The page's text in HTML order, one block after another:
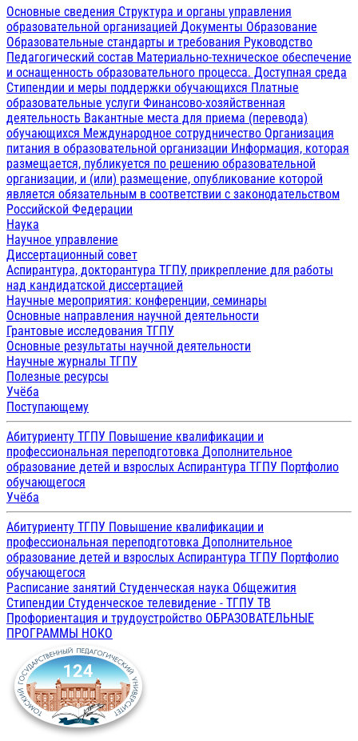
Основные сведения Структура и органы управления
образовательной организацией Документы Образование
Образовательные стандарты и требования Руководство
Педагогический состав Материально-техническое обеспечение
и оснащенность образовательного процесса. Доступная среда
Стипендии и меры поддержки обучающихся Платные
образовательные услуги Финансово-хозяйственная
деятельность Вакантные места для приема (перевода)
обучающихся Международное сотрудничество Организация
питания в образовательной организации Информация, которая
размещается, публикуется по решению образовательной
организации, и (или) размещение, опубликование которой
является обязательным в соответствии с законодательством
Российской Федерации
Наука
Научное управление
Диссертационный совет
Аспирантура, докторантура ТГПУ, прикрепление для работы
над кандидатской диссертацией
Научные мероприятия: конференции, семинары
Основные направления научной деятельности
Грантовые исследования ТГПУ
Основные результаты научной деятельности
Научные журналы ТГПУ
Полезные ресурсы
Учёба
Поступающему
Абитуриенту ТГПУ Повышение квалификации и
профессиональная переподготовка Дополнительное
образование детей и взрослых Аспирантура ТГПУ Портфолио
обучающегося
Учёба
Абитуриенту ТГПУ Повышение квалификации и
профессиональная переподготовка Дополнительное
образование детей и взрослых Аспирантура ТГПУ Портфолио
обучающегося
Расписание занятий Студенческая наука Общежития
Стипендии Студенческое телевидение - ТГПУ ТВ
Профориентация и трудоустройство ОБРАЗОВАТЕЛЬНЫЕ
ПРОГРАММЫ НОКО